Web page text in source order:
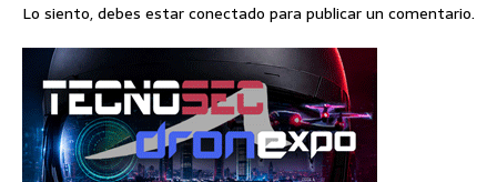
Lo siento, debes estarconectado para publicar un comentario.